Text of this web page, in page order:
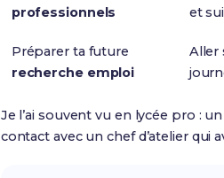
professionnels
et
Préparer ta future
recherche emploi
Aller
Je l’ai souvent vu en lycée pro :
contact avec un chef d’atelier